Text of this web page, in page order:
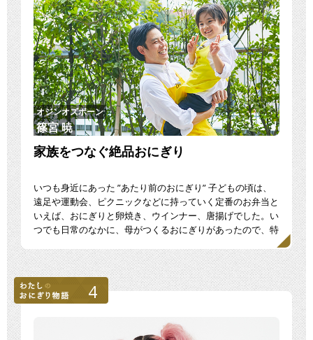
オジンオズボーン
篠宮 暁
家族をつなぐ絶品おにぎり
いつも身近にあった ”あたり前のおにぎり” 子どもの頃は、
遠足や運動会、ピクニックなどに持っていく定番のお弁当と
いえば、おにぎりと卵焼き、ウインナー、唐揚げでした。い
つでも日常のなかに、母がつくるおにぎりがあったので、特
4